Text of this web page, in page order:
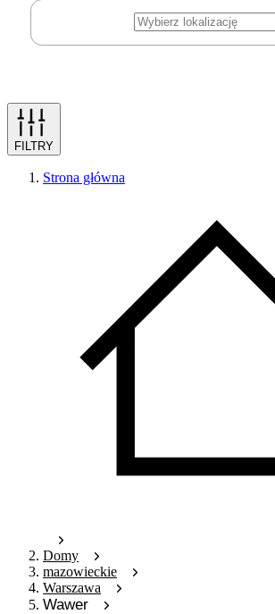
FILTRY
Strona główna
Domy
mazowieckie
Warszawa
Wawer